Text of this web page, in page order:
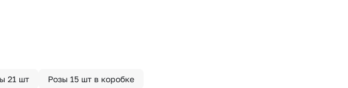
21 шт Розы 15 шт в коробке